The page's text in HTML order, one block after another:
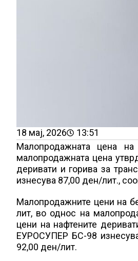
18 мај, 2026
13:51
Малопродажната цена
малопродажната цена
деривати и горива за
изнесува 87,00 ден/лит.,
Малопродажните цени на
лит, во однос на
цени на нафтените
ЕУРОСУПЕР БС-98
92,00 ден/лит.